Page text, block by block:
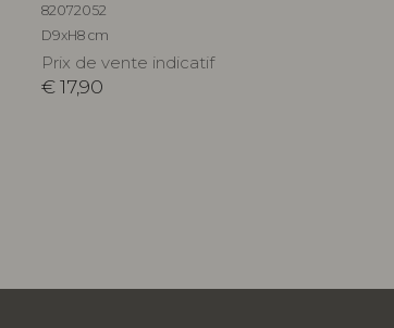
82072052
D9xH8 cm
Prix de vente indicatif
€ 17,90